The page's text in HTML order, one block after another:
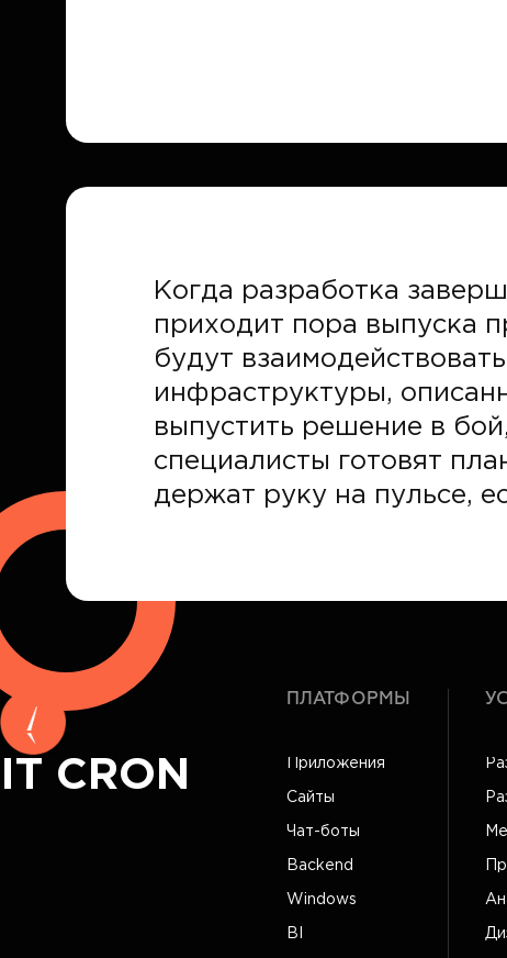
Когда разработка
приходит пора выпуска
будут
инфраструктуры,
выпустить решение в
специалисты готовят
держат руку на пульсе,
IT CRON
ПЛАТФОРМЫ
Приложения
Сайты
Чат-боты
Backend
Windows
BI